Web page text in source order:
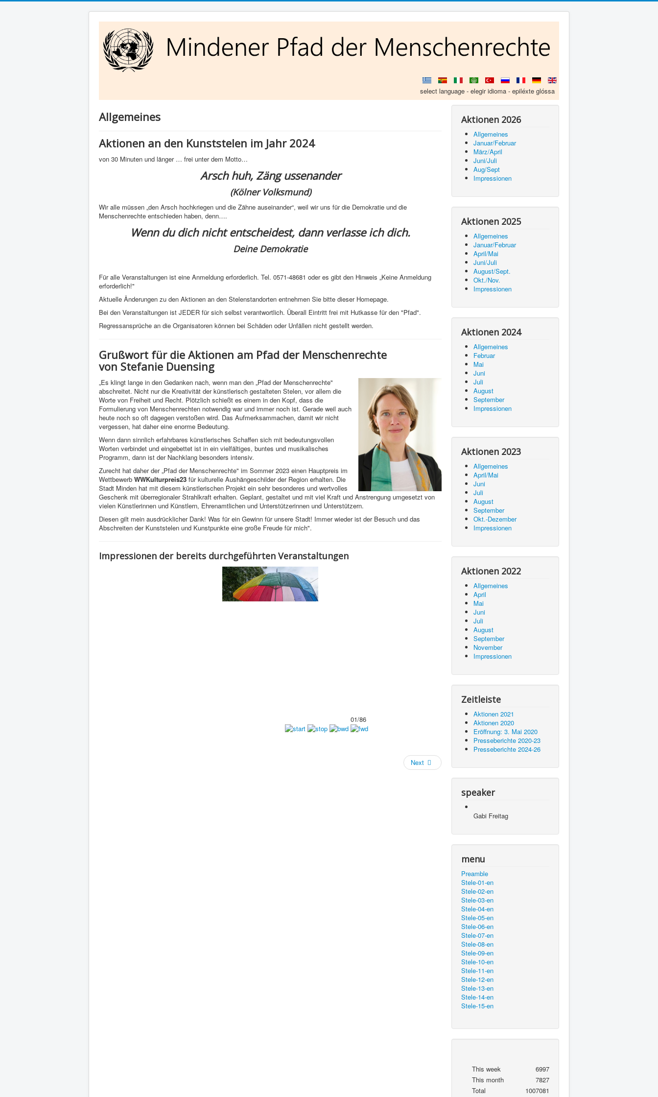
select language - elegir idioma - epiléxte glóssa
Allgemeines
Aktionen an den Kunststelen im Jahr 2024
von 30 Minuten und länger … frei unter dem Motto…
Arsch huh, Zäng ussenander
(Kölner Volksmund)
Wir alle müssen „den Arsch hochkriegen und die Zähne auseinander“, weil wir uns für die Demokratie und die
Menschenrechte entschieden haben, denn….
Wenn du dich nicht entscheidest, dann verlasse ich dich.
Deine Demokratie
Für alle Veranstaltungen ist eine Anmeldung erforderlich. Tel. 0571-48681 oder es gibt den Hinweis „Keine Anmeldung
erforderlich!"
Aktuelle Änderungen zu den Aktionen an den Stelenstandorten entnehmen Sie bitte dieser Homepage.
Bei den Veranstaltungen ist JEDER für sich selbst verantwortlich. Überall Eintritt frei mit Hutkasse für den "Pfad".
Regressansprüche an die Organisatoren können bei Schäden oder Unfällen nicht gestellt werden.
Grußwort für die Aktionen am Pfad der Menschenrechte
von Stefanie Duensing
„Es klingt lange in den Gedanken nach, wenn man den „Pfad der Menschenrechte"
abschreitet. Nicht nur die Kreativität der künstlerisch gestalteten Stelen, vor allem die
Worte von Freiheit und Recht. Plötzlich schießt es einem in den Kopf, dass die
Formulierung von Menschenrechten notwendig war und immer noch ist. Gerade weil auch
heute noch so oft dagegen verstoßen wird. Das Aufmerksammachen, damit wir nicht
vergessen, hat daher eine enorme Bedeutung.
Wenn dann sinnlich erfahrbares künstlerisches Schaffen sich mit bedeutungsvollen
Worten verbindet und eingebettet ist in ein vielfältiges, buntes und musikalisches
Programm, dann ist der Nachklang besonders intensiv.
Zurecht hat daher der „Pfad der Menschenrechte" im Sommer 2023 einen Hauptpreis im
Wettbewerb WWKulturpreis23 für kulturelle Aushängeschilder der Region erhalten. Die
Stadt Minden hat mit diesem künstlerischen Projekt ein sehr besonderes und wertvolles
Geschenk mit überregionaler Strahlkraft erhalten. Geplant, gestaltet und mit viel Kraft und Anstrengung umgesetzt von
vielen Künstlerinnen und Künstlern, Ehrenamtlichen und Unterstützerinnen und Unterstützern.
Diesen gilt mein ausdrücklicher Dank! Was für ein Gewinn für unsere Stadt! Immer wieder ist der Besuch und das
Abschreiten der Kunststelen und Kunstpunkte eine große Freude für mich".
Impressionen der bereits durchgeführten Veranstaltungen
01/86
Next
Aktionen 2026
Allgemeines
Januar/Februar
März/April
Juni/Juli
Aug/Sept
Impressionen
Aktionen 2025
Allgemeines
Januar/Februar
April/Mai
Juni/Juli
August/Sept.
Okt./Nov.
Impressionen
Aktionen 2024
Allgemeines
Februar
Mai
Juni
Juli
August
September
Impressionen
Aktionen 2023
Allgemeines
April/Mai
Juni
Juli
August
September
Okt.-Dezember
Impressionen
Aktionen 2022
Allgemeines
April
Mai
Juni
Juli
August
September
November
Impressionen
Zeitleiste
Aktionen 2021
Aktionen 2020
Eröffnung: 3. Mai 2020
Presseberichte 2020-23
Presseberichte 2024-26
speaker
Gabi Freitag
menu
Preamble
Stele-01-en
Stele-02-en
Stele-03-en
Stele-04-en
Stele-05-en
Stele-06-en
Stele-07-en
Stele-08-en
Stele-09-en
Stele-10-en
Stele-11-en
Stele-12-en
Stele-13-en
Stele-14-en
Stele-15-en
This week
6997
This month
7827
Total
1007081